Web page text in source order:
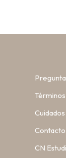
Cuidados
Contacto
CN